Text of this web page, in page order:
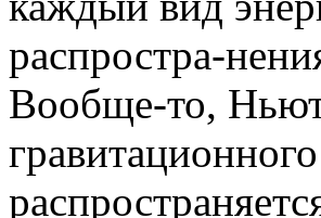
распростра-
Вообще-то,